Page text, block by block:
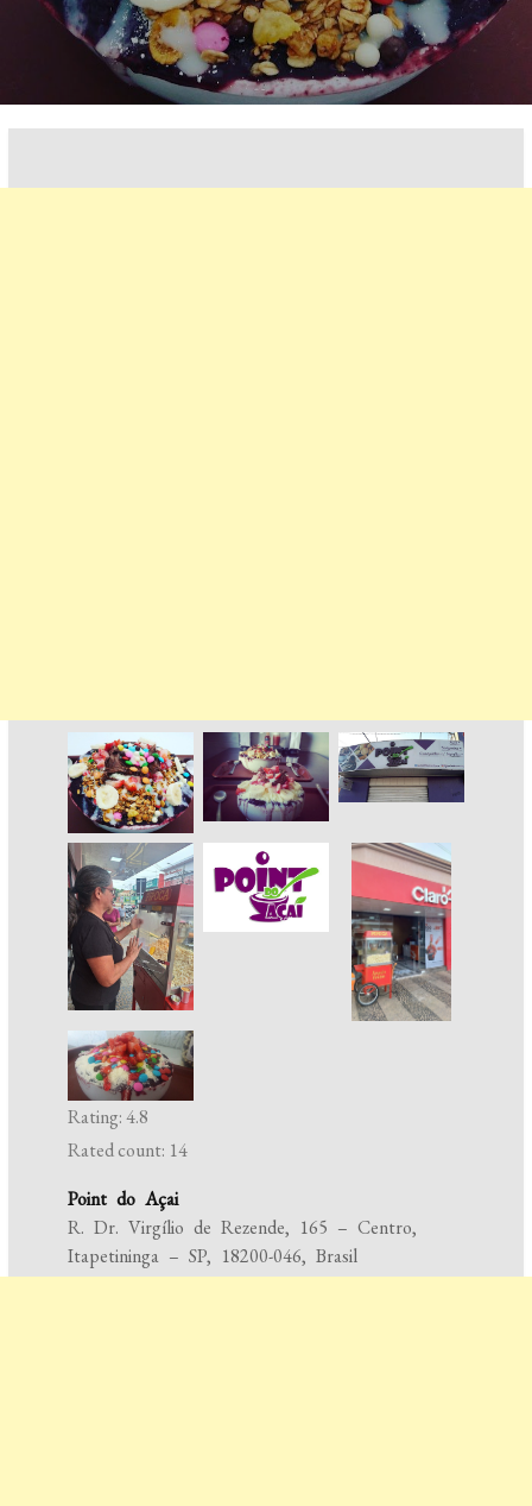
Rating: 4.8
Rated count: 14
Point do Açai
R. Dr. Virgílio de Rezende, 165 – Centro,
Itapetininga – SP, 18200-046, Brasil